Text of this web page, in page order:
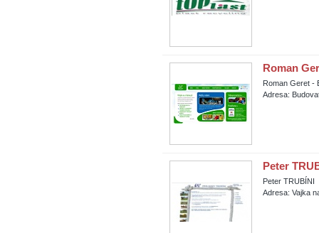
Roman
Roman Geret -
Adresa:
Peter
Peter TRUBÍNI
Adresa: Vajka